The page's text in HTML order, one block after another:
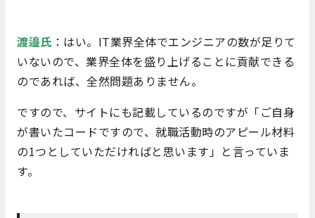
渡邉氏 ：はい。IT業界全体でエンジニアの数が足りて
いないので、業界全体を盛り上げることに貢献できる
のであれば、全然問題ありません。
ですので、サイトにも記載しているのですが「ご自身
が書いたコードですので、就職活動時のアピール材料
の1つとしていただければと思います」と言っていま
す。